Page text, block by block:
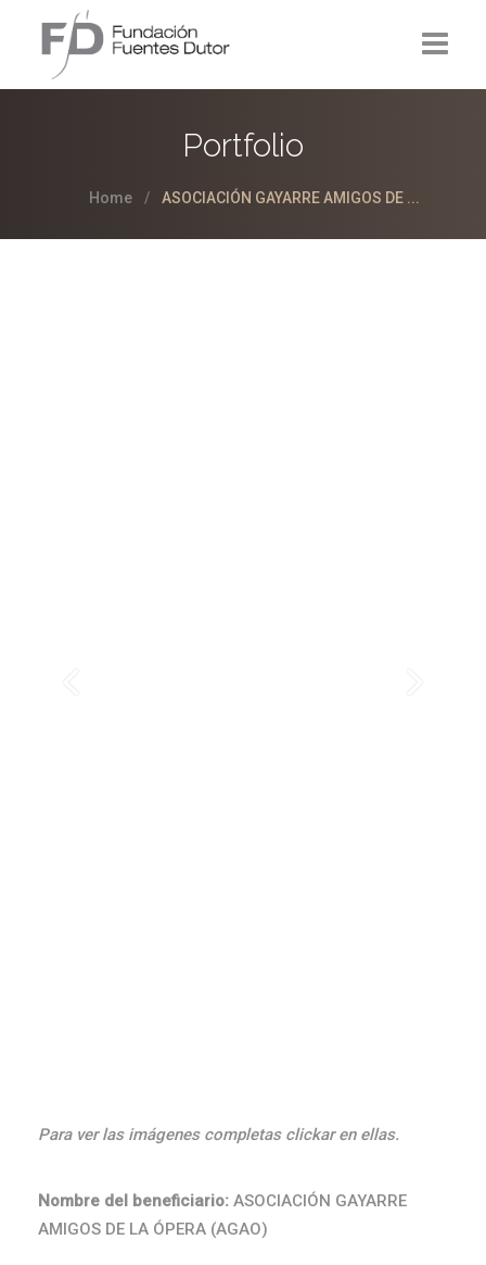
Portfolio
Home ASOCIACIÓN GAYARRE AMIGOS DE ...
Para ver las imágenes completas clickar en ellas.
Nombre del beneficiario: ASOCIACIÓN GAYARRE
AMIGOS DE LA ÓPERA (AGAO)